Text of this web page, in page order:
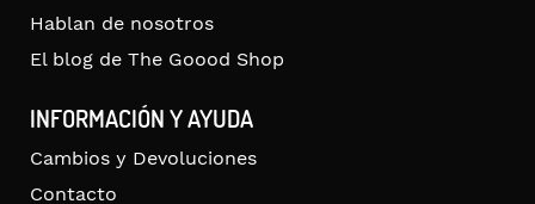
Hablan de nosotros
El blog de The Goood Shop
INFORMACIÓN Y AYUDA
Cambios y Devoluciones
Contacto